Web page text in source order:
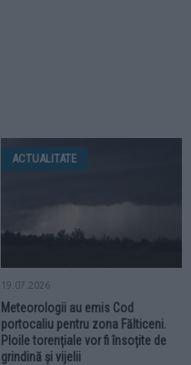
ACTUALITATE
19.07.2026
Meteorologii au emis Cod
portocaliu pentru zona Fălticeni.
Ploile torențiale vor fi însoțite de
grindină și vijelii